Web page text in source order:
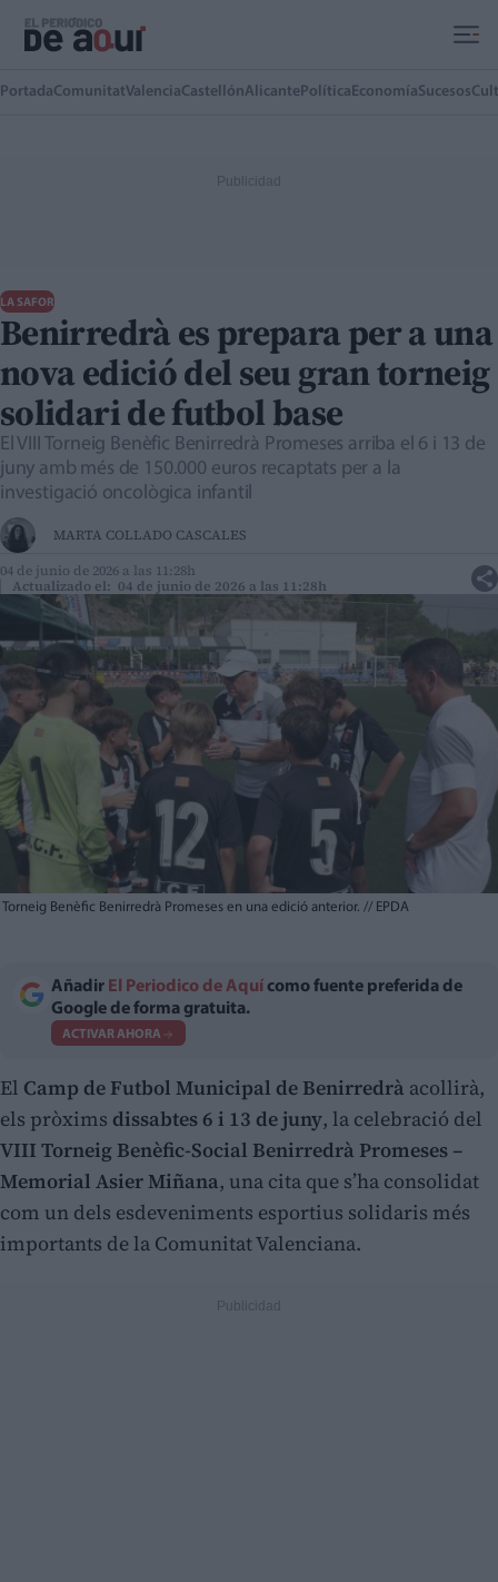
PortadaComunitatValenciaCastellónAlicante Política EconomíaSucesos
LA SAFOR
Benirredrà es prepara per a una
nova edició del seu gran torneig
solidari de futbol base
El VIII Torneig Benèfic Benirredrà Promeses arriba el 6 i 13 de
juny amb més de 150.000 euros recaptats per a la
investigació oncològica infantil
MARTA COLLADO CASCALES
04 de junio de 2026 a las 11:28h
Actualizado el: 04 de junio de 2026 a las 11:28h
Torneig Benèfic Benirredrà Promeses en una edició anterior. // EPDA
Añadir El Periodico de Aquí como fuente preferida de
Google de forma gratuita.
ACTIVAR AHORA
El Camp de Futbol Municipal de Benirredrà acollirà,
els pròxims dissabtes 6 i 13 de juny, la celebració del
VIII Torneig Benèfic-Social Benirredrà Promeses –
Memorial Asier Miñana, una cita que s’ha consolidat
com un dels esdeveniments esportius solidaris més
importants de la Comunitat Valenciana.